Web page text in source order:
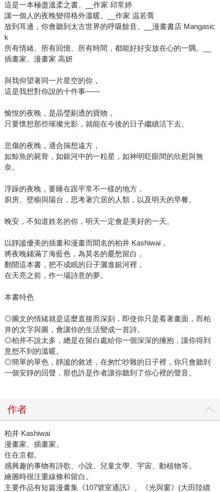
這是一本極盡溫柔之書。__作家 邱常婷
讓一個人的夜晚變得格外溫暖。__作家 温若喬
放到耳邊，你會聽到太古世界的呼吸餘音。__漫畫書店 Mangasic
k
所有情緒、所有回憶、所有時間，都能好好安放在心的一隅。__
插畫家、漫畫家 高妍
與我仰望著同一片星空的你，
這是我想對你說的十件事——
愉悅的夜晚，是晶瑩剔透的寶物，
只要懷想那些璀璨光影，就能在今後的日子繼續活下去。
悲傷的夜晚，適合揣想遠方，
如鯨魚的屍骨，如銀河中的一粒星，如神明眨眼間的欣慰與無
奈。
浮躁的夜晚，要睡在跟平常不一樣的地方，
廚房、壁櫥與陽台，思考著穴居的人類，以及明天的早餐。
晚安，不知道姓名的你，明天一定會是美好的一天。
以靜謐優美的插畫和漫畫而聞名的柏井 Kashiwai，
將夜晚鋪滿了海藍色，為莫名的憂愁留白，
翻開這本書，把不成眠的日子灑進銀河裡，
在天亮之前，作一場詩意的夢。
本書特色
◎圖文的情緒就是這麼直接而深刻，即使你只是看著畫面，而柏
井的文字與圖，會讓你的生活變成一首詩。
◎柏井不說太多，總是在留白處給你一個深深的擁抱，讓你得到
意想不到的溫暖。
◎簡單的單色，靜謐的敘述，在匆忙吵雜的日子裡，你只會聽到
一個安靜的回聲，那也許是作者讓你聽到了你心裡的聲音。
作者
柏井 Kashiwai
漫畫家、插畫家。
住在京都。
感興趣的事物有詩歌、小說、兒童文學、宇宙、動植物等。
繪圖時很注重線條和留白。
主要作品有短篇漫畫集《107號室通訊》、《光與窗》(大田陸續